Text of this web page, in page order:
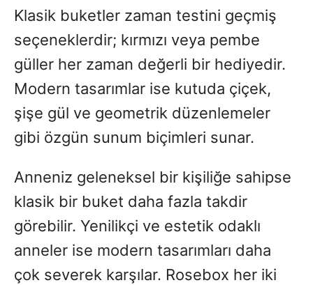
Klasik buketler zaman testini geçmiş
seçeneklerdir; kırmızı veya pembe
güller her zaman değerli bir hediyedir.
Modern tasarımlar ise kutuda çiçek,
şişe gül ve geometrik düzenlemeler
gibi özgün sunum biçimleri sunar.
Anneniz geleneksel bir kişiliğe sahipse
klasik bir buket daha fazla takdir
görebilir. Yenilikçi ve estetik odaklı
anneler ise modern tasarımları daha
çok severek karşılar. Rosebox her iki